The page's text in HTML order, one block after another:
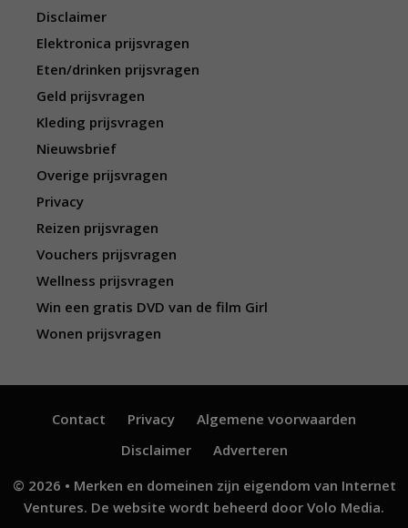
Disclaimer
Elektronica prijsvragen
Eten/drinken prijsvragen
Geld prijsvragen
Kleding prijsvragen
Nieuwsbrief
Overige prijsvragen
Privacy
Reizen prijsvragen
Vouchers prijsvragen
Wellness prijsvragen
Win een gratis DVD van de film Girl
Wonen prijsvragen
Contact Privacy
Algemene voorwaarden
Disclaimer
Adverteren
© 2026 • Merken en domeinen zijn eigendom van Internet
Ventures. De website wordt beheerd door Volo Media.